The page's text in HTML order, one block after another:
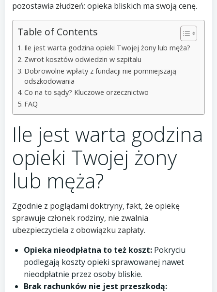
pozostawia złudzeń: opieka bliskich ma swoją cenę.
Table of Contents
Ile jest warta godzina opieki Twojej żony lub męża?
Zwrot kosztów odwiedzin w szpitalu
Dobrowolne wpłaty z fundacji nie pomniejszają
odszkodowania
Co na to sądy? Kluczowe orzecznictwo
FAQ
Ile jest warta godzina
opieki Twojej żony
lub męża?
Zgodnie z poglądami doktryny, fakt, że opiekę
sprawuje członek rodziny, nie zwalnia
ubezpieczyciela z obowiązku zapłaty.
Opieka nieodpłatna to też koszt: Pokryciu
podlegają koszty opieki sprawowanej nawet
nieodpłatnie przez osoby bliskie.
Brak rachunków nie jest przeszkodą: